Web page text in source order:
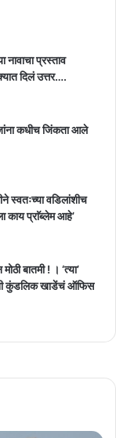
नावाचा प्रस्ताव
दिलं उत्तर….
कधीच जिंकता आले
स्वतःच्या वडिलांशीच
काय प्राॅब्लेम आहे’
बातमी ! । ‘त्या’
कुंडलिक खाडेंचं ऑफिस